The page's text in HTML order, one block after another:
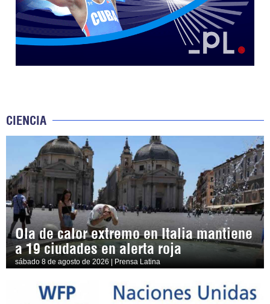
CIENCIA
Ola de calor extremo en Italia mantiene
a 19 ciudades en alerta roja
sábado 8 de agosto de 2026 | Prensa Latina